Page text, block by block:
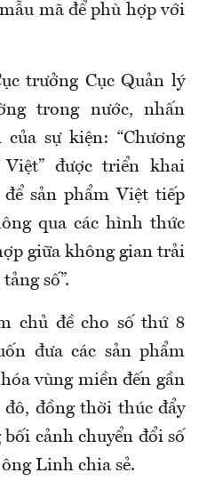
mã để phù hợp với
trưởng Cục Quản lý
trong nước, nhấn
sự kiện: “Chương
được triển khai
sản phẩm Việt tiếp
qua các hình thức
giữa không gian trải
số”.
chủ đề cho số thứ 8
đưa các sản phẩm
vùng miền đến gần
đồng thời thúc đẩy
cảnh chuyển đổi số
Linh chia sẻ.